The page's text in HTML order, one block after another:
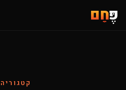
פֶּחָם
קטגוריה